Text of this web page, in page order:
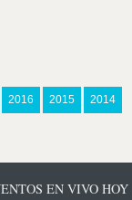
2016 2015 2014
EN VIVO HOY